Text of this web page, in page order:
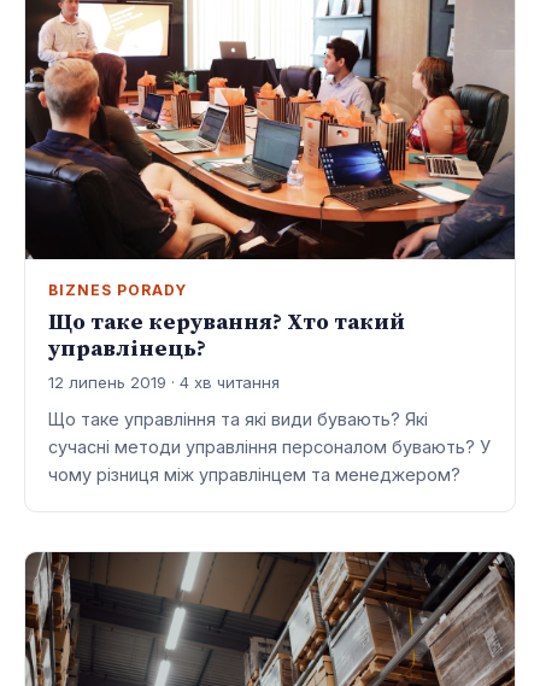
BIZNES PORADY
Що таке керування? Хто такий
управлінець?
12 липень 2019 · 4 хв читання
Що таке управління та які види бувають? Які
сучасні методи управління персоналом бувають? У
чому різниця між управлінцем та менеджером?